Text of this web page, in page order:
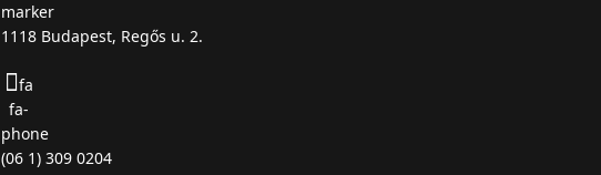
marker
1118 Budapest, Regős u. 2.
fa
fa-
phone
(06 1) 309 0204